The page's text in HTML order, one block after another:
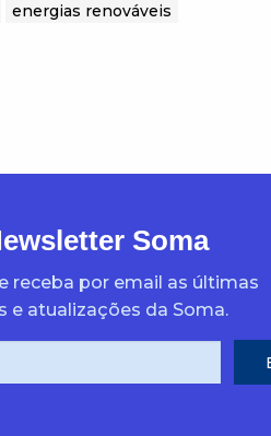
energias renováveis
Soma
receba por email as últimas
e atualizações da Soma.